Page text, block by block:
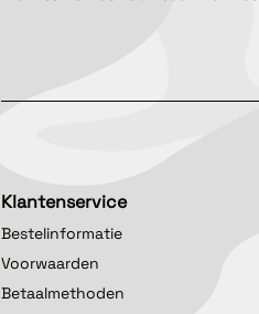
Klantenservice
Bestelinformatie
Voorwaarden
Betaalmethoden